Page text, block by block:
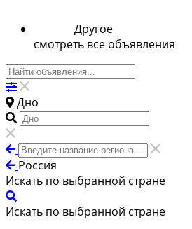
Другое
смотреть все объявления
Дно
Россия
Искать по выбранной стране
Искать по выбранной стране